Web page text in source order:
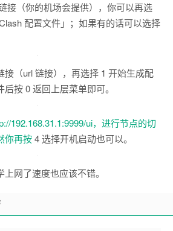
接（你的机场会提供），你可以再选
配置文件」；如果有的话可以选择
接（url 链接），再选择 1 开始生成配
按 0 返回上层菜单即可。
192.168.31.1:9999/ui，进行节点的切
你再按4 选择开机启动也可以。
网了速度也应该不错。